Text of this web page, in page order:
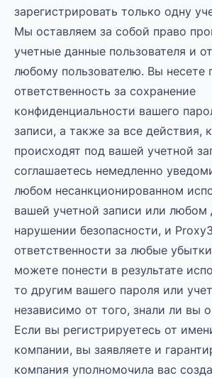
зарегистрировать только одну
Мы оставляем за собой право
учетные данные пользователя и
любому пользователю. Вы несете
ответственность за сохранение
конфиденциальности вашего
записи, а также за все действия,
происходят под вашей учетной
соглашаетесь немедленно
любом несанкционированном
вашей учетной записи или любом
нарушении безопасности, и
ответственности за любые
можете понести в результате
то другим вашего пароля или
независимо от того, знали ли вы
Если вы регистрируетесь от
компании, вы заявляете и
компания уполномочила вас